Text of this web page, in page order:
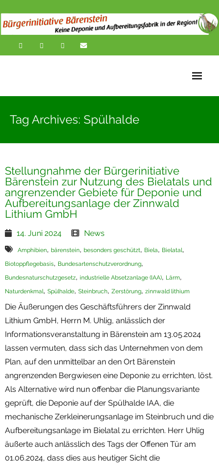
News
Über uns
Publikationen
Impressionen
Termine
Tag Archives: Spülhalde
Stellungnahme der Bürgerinitiative
Bärenstein zur Nutzung des Bielatals und
angrenzender Gebiete für Deponie und
Aufbereitungsanlage der Zinnwald
Lithium GmbH
14. Juni 2024 News
Amphibien, bärenstein, besonders geschützt, Biela, Bielatal,
Biotoppflegebasis, Bundesartenschutzverordnung,
Bundesnaturschutzgesetz, industrielle Absetzanlage (IAA), Lärm,
Naturdenkmal, Spülhalde, Steinbruch, Zerstörung, zinnwald lithium
Die Äußerungen des Geschäftsführers der Zinnwald
Lithium GmbH, Herrn M. Uhlig, anlässlich der
Informationsveranstaltung in Bärenstein am 13.05.2024
lassen vermuten, dass sich das Unternehmen von dem
Plan, auf den unmittelbar an den Ort Bärenstein
angrenzenden Bergwiesen eine Deponie zu errichten, löst.
Als Alternative wird nun offenbar die Planungsvariante
geprüft, die Deponie auf der Spülhalde IAA, die
mechanische Zerkleinerungsanlage im Steinbruch und die
Aufbereitungsanlage im Bielatal zu errichten. Herr Uhlig
äußerte auch anlässlich des Tags der Offenen Tür am
01.06.2024, dass dies aus heutiger Sicht die